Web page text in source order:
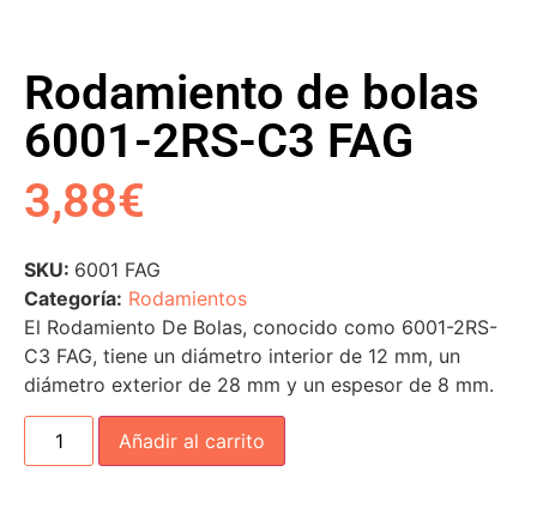
Rodamiento de bolas
6001-2RS-C3 FAG
3,88€
SKU: 6001 FAG
Categoría: Rodamientos
El Rodamiento De Bolas, conocido como 6001-2RS-
C3 FAG, tiene un diámetro interior de 12 mm, un
diámetro exterior de 28 mm y un espesor de 8 mm.
Añadir al carrito